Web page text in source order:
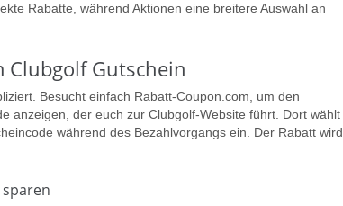
Rabatte, während Aktionen eine breitere Auswahl an
Gutschein
Besucht einfach Rabatt-Coupon.com, um den
anzeigen, der euch zur Clubgolf-Website führt. Dort wählt
während des Bezahlvorgangs ein. Der Rabatt wird